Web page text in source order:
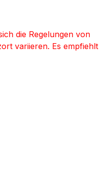
die Regelungen von
variieren. Es empfiehlt